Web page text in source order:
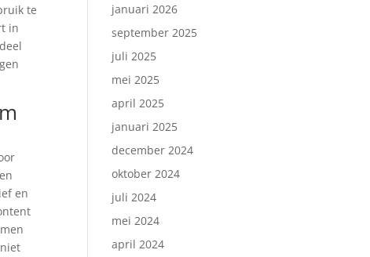
te
in
en
januari 2026
september 2025
juli 2025
mei 2025
april 2025
januari 2025
december 2024
oktober 2024
juli 2024
mei 2024
april 2024